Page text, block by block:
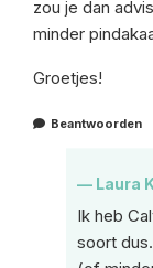
zou je dan
minder
Groetjes!
Beantwoorden
Laura
Ik heb
soort